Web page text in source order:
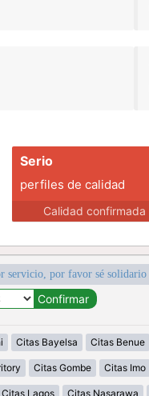
Serio
perfiles de calidad
Calidad confirmada
servicio, por favor sé solidario
Citas Bayelsa Citas Benue
Citas Gombe Citas Imo
Citas Lagos Citas Nasarawa